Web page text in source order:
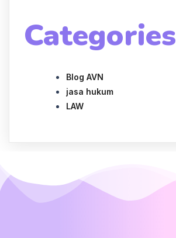
Categories
Blog AVN
jasa hukum
LAW